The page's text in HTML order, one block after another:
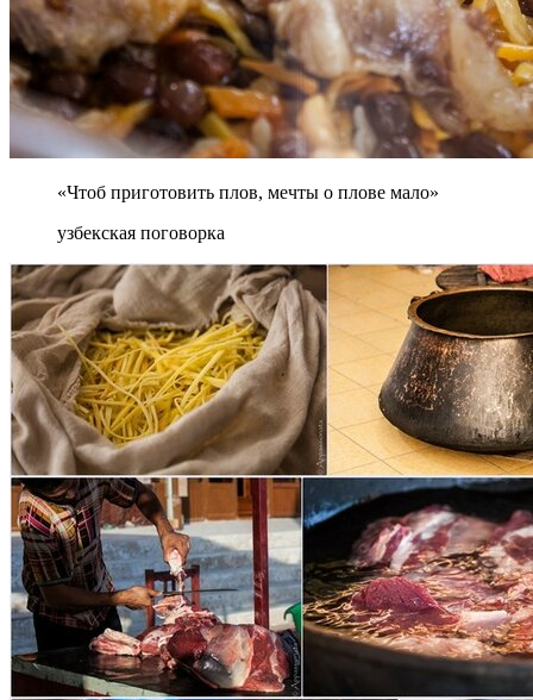
«Чтоб приготовить плов, мечты о плове мало»
узбекская поговорка